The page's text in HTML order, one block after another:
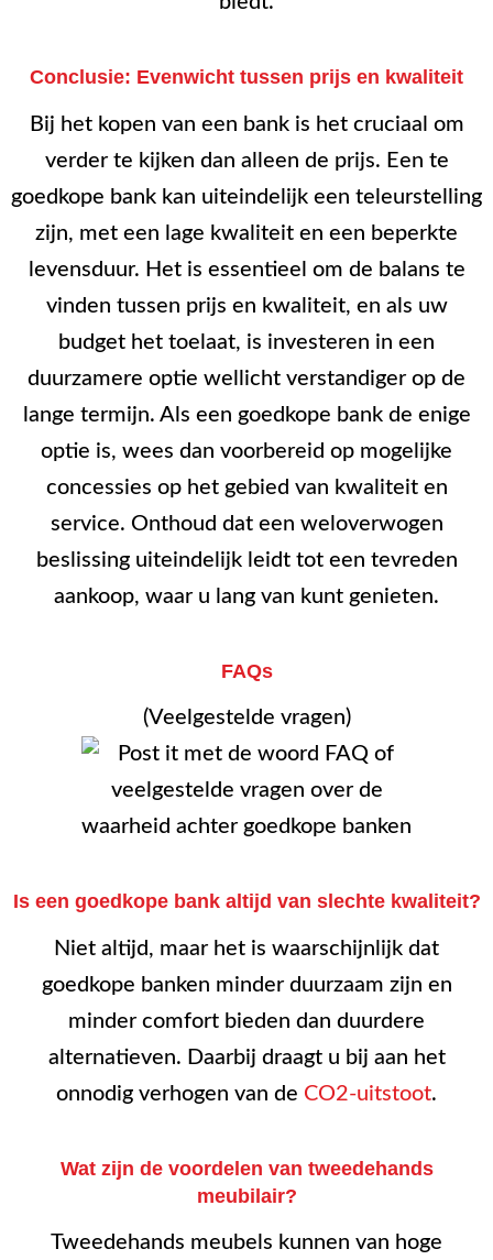
Conclusie: Evenwicht tussen prijs en kwaliteit
Bij het kopen van een bank is het cruciaal om
verder te kijken dan alleen de prijs. Een te
goedkope bank kan uiteindelijk een teleurstelling
zijn, met een lage kwaliteit en een beperkte
levensduur. Het is essentieel om de balans te
vinden tussen prijs en kwaliteit, en als uw
budget het toelaat, is investeren in een
duurzamere optie wellicht verstandiger op de
lange termijn. Als een goedkope bank de enige
optie is, wees dan voorbereid op mogelijke
concessies op het gebied van kwaliteit en
service. Onthoud dat een weloverwogen
beslissing uiteindelijk leidt tot een tevreden
aankoop, waar u lang van kunt genieten.
FAQs
(Veelgestelde vragen)
Is een goedkope bank altijd van slechte kwaliteit?
Niet altijd, maar het is waarschijnlijk dat
goedkope banken minder duurzaam zijn en
minder comfort bieden dan duurdere
alternatieven. Daarbij draagt u bij aan het
onnodig verhogen van de CO2-uitstoot.
Wat zijn de voordelen van tweedehands
meubilair?
Tweedehands meubels kunnen van hoge